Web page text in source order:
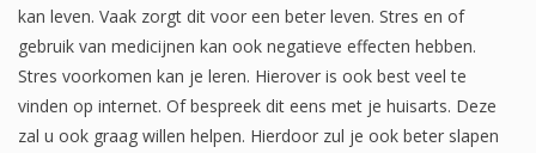
kan leven. Vaak zorgt dit voor een beter leven. Stres en of
gebruik van medicijnen kan ook negatieve effecten hebben.
Stres voorkomen kan je leren. Hierover is ook best veel te
vinden op internet. Of bespreek dit eens met je huisarts. Deze
zal u ook graag willen helpen. Hierdoor zul je ook beter slapen